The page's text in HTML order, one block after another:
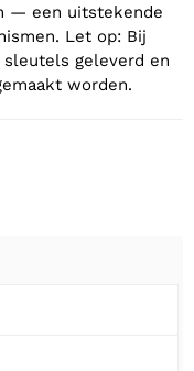
— een uitstekende
Let op: Bij
geleverd en
worden.